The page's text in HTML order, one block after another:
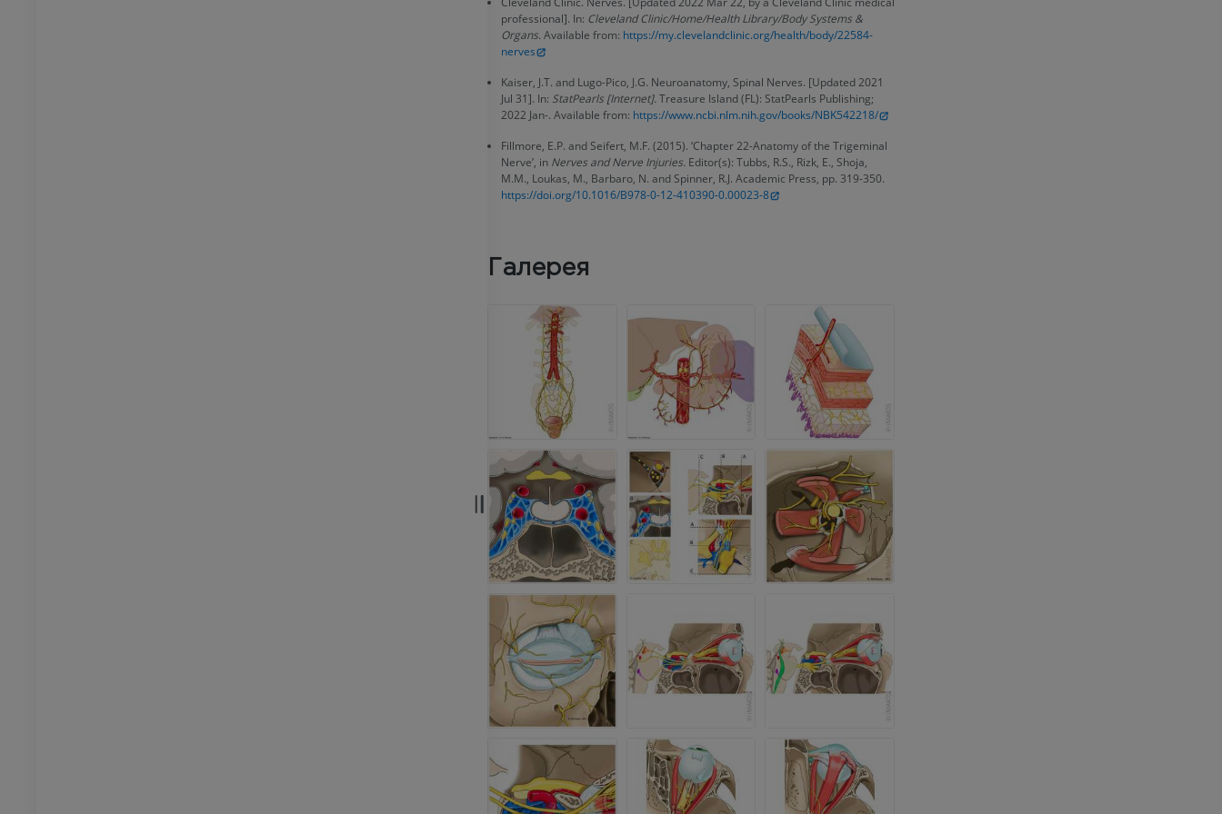
professional]. In: Cleveland Clinic/Home/Health Library/Body Systems &
Organs.Available from: https://my.clevelandclinic.org/health/body/22584-
nerves
Kaiser, J.T. and Lugo-Pico, J.G. Neuroanatomy, Spinal Nerves. [Updated 2021
Jul 31]. In: StatPearls [Internet].Treasure Island (FL): StatPearls Publishing;
2022 Jan-. Available from: https://www.ncbi.nlm.nih.gov/books/NBK542218/
Fillmore, E.P. and Seifert, M.F. (2015). ‘Chapter 22-Anatomy of the Trigeminal
Nerve’, in Nerves and Nerve Injuries. Editor(s): Tubbs, R.S., Rizk, E., Shoja,
M.M., Loukas, M., Barbaro, N. and Spinner, R.J. Academic Press, pp. 319-350.
https://doi.org/10.1016/B978-0-12-410390-0.00023-8
Галерея